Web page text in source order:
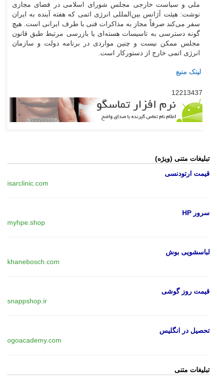
ملی و سیاست خارجی مجلس شورای اسلامی در فضای مجازی
نوشت: هیئت آژانس بین‌المللی انرژی اتمی که هفته آینده به ایران
سفر می‌کند صرفاً مجاز به مذاکرات فنی با طرف ایرانی است. هیچ
گونه دسترسی به تاسیسات هسته‌ای یا بازرسی مرتبط طبق قانون
مجلس ممکن نیست و چنین مواردی در برنامه دولت و سازمان
انرژی اتمی خارج از دستورکار است.
لینک منبع
12213437
تبلیغات متنی (ویژه)
قیمت ارتودنسی
isarclinic.com
سرور HP
myhpe.shop
لباسشویی بوش
khanebosch.com
قیمت روز گوشی
snappshop.ir
تحصیل در انگلیس
ogoacademy.com
تبلیغات متنی